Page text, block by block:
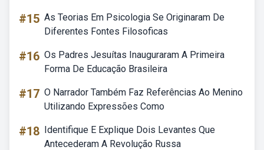
#15 As Teorias Em Psicologia Se Originaram De
Diferentes Fontes Filosoficas
#16 Os Padres Jesuítas Inauguraram A Primeira
Forma De Educação Brasileira
#17 O Narrador Também Faz Referências Ao Menino
Utilizando Expressões Como
#18 Identifique E Explique Dois Levantes Que
Antecederam A Revolução Russa